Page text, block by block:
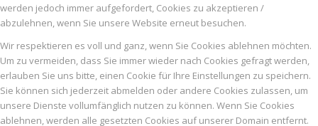
werden jedoch immer aufgefordert, Cookies zu akzeptieren /
abzulehnen, wenn Sie unsere Website erneut besuchen.
Wir respektieren es voll und ganz, wenn Sie Cookies ablehnen möchten.
Um zu vermeiden, dass Sie immer wieder nach Cookies gefragt werden,
erlauben Sie uns bitte, einen Cookie für Ihre Einstellungen zu speichern.
Sie können sich jederzeit abmelden oder andere Cookies zulassen, um
unsere Dienste vollumfänglich nutzen zu können. Wenn Sie Cookies
ablehnen, werden alle gesetzten Cookies auf unserer Domain entfernt.